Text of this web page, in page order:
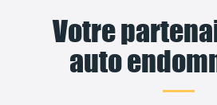
Votre
auto